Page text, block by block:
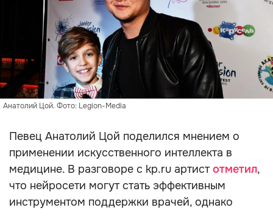
Анатолий Цой. Фото: Legion-Media
Певец Анатолий Цой поделился мнением о
применении искусственного интеллекта в
медицине. В разговоре с kp.ru артистотметил,
что нейросети могут стать эффективным
инструментом поддержки врачей, однако